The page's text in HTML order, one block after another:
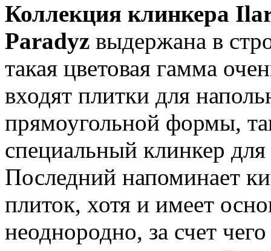
Коллекция клинкера
Paradyz выдержана в
такая цветовая гамма
входят плитки для
прямоугольной формы,
специальный клинкер
Последний напоминает
плиток, хотя и имеет
неоднородно, за счет